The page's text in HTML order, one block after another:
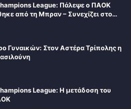
League: Πάλεψε ο ΠΑΟΚ
από τη Μπραν – Συνεχίζει στο…
Γυναικών: Στον Αστέρα Τρίπολης η
League: Η μετάδοση του